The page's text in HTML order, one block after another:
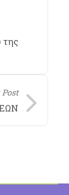
της